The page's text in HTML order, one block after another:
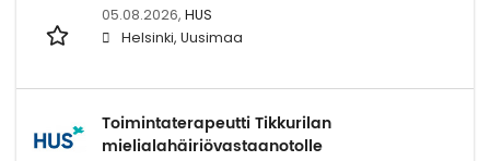
05.08.2026, HUS
Helsinki, Uusimaa
Toimintaterapeutti Tikkurilan
mielialahäiriövastaanotolle